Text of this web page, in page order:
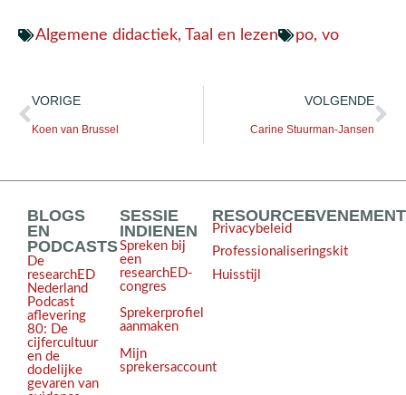
Algemene didactiek, Taal en lezen po, vo
VORIGE
Koen van Brussel
VOLGENDE
Carine Stuurman-Jansen
BLOGS
EN
PODCASTS
De
researchED
Nederland
Podcast
aflevering
80: De
cijfercultuur
en de
dodelijke
gevaren van
SESSIE
INDIENEN
Spreken bij
een
researchED-
congres
Sprekerprofiel
aanmaken
Mijn
sprekersaccount
RESOURCES
Privacybeleid
Professionaliseringskit
Huisstijl